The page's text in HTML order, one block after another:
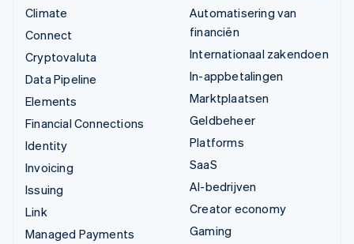
Climate
Connect
Cryptovaluta
Data Pipeline
Elements
Financial Connections
Identity
Invoicing
Issuing
Link
Managed Payments
Automatisering van
financiën
Internationaal zakendoen
In-appbetalingen
Marktplaatsen
Geldbeheer
Platforms
SaaS
AI-bedrijven
Creator economy
Gaming